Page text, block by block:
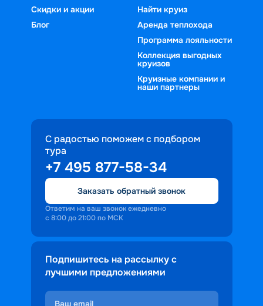
Скидки и акции
Блог
Найти круиз
Аренда теплохода
Программа лояльности
Коллекция выгодных
круизов
Круизные компании и
наши партнеры
С радостью поможем с подбором
тура
+7 495 877-58-34
Заказать обратный звонок
Ответим на ваш звонок ежедневно
с 8:00 до 21:00 по МСК
Подпишитесь на рассылку с
лучшими предложениями